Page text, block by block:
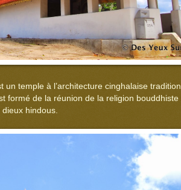
un temple à l’architecture cinghalaise
formé de la réunion de la religion
hindous.